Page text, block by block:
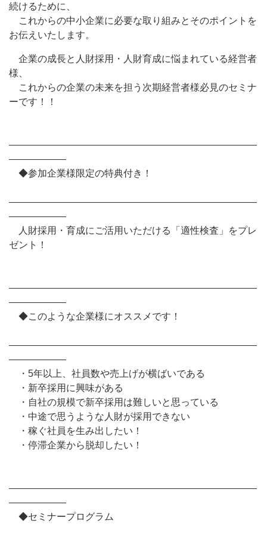
続けるために、
これからの中小企業に必要な取り組みとそのポイントを
お伝えいたします。
企業の成長と人財採用・人財育成に悩まれている経営者
様、
これからの企業の未来を担う次期経営者様必見のセミナ
ーです！！
――――――――――――――――――――――――――
――――――
◆参加企業様限定の特典付き！
――――――――――――――――――――――――――
――――――
人財採用・育成にご活用いただける「適性検査」をプレ
ゼント！
――――――――――――――――――――――――――
――――――
◆このような企業様にオススメです！
――――――――――――――――――――――――――
――――――
・5年以上、社員数や売上げが横ばいである
・新卒採用に興味がある
・自社の規模で新卒採用は難しいと思っている
・中途で思うような人財が採用できない
・稼ぐ社員を生み出したい！
・停滞企業から脱却したい！
――――――――――――――――――――――――――
――――――
◆セミナープログラム